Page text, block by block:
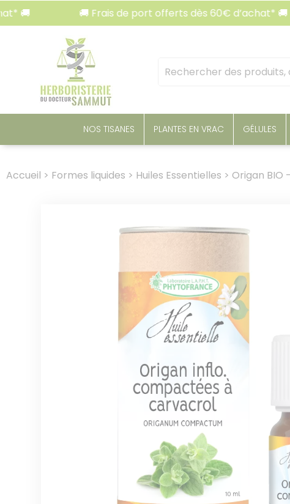
🚚 Frais de port offerts dès 60€ d’achat* 🚚
Mots
clés
NOS TISANES PLANTES EN VRAC GÉLULES
Accueil > Formes liquides > Huiles Essentielles > Origan BIO
Panneau de gestion des cookies